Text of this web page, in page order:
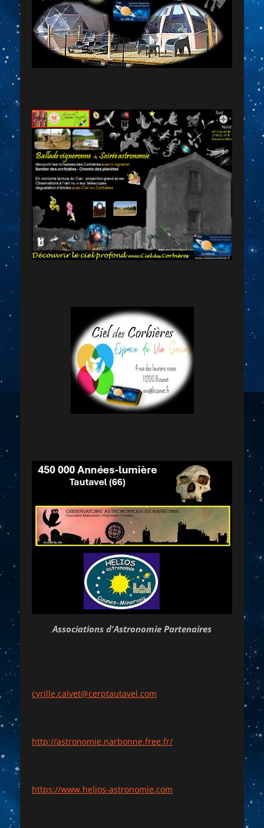
Associations d'Astronomie Partenaires
cyrille.calvet@cerptautavel.com
http://astronomie.narbonne.free.fr/
https://www.helios-astronomie.com